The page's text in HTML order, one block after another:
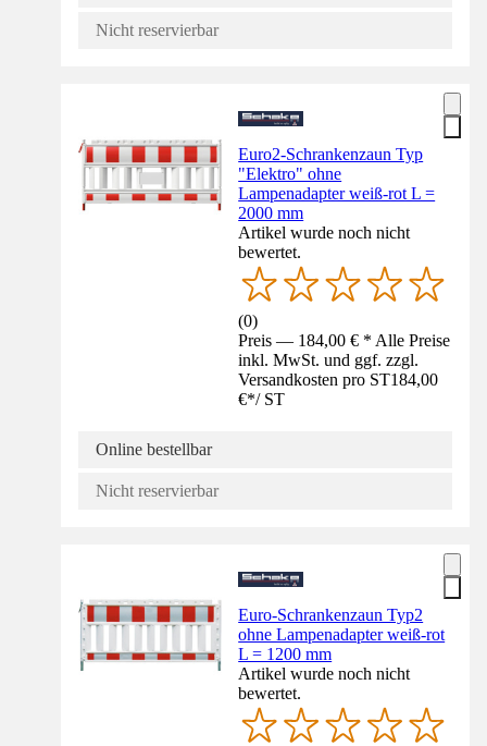
Nicht reservierbar
Euro2-Schrankenzaun Typ
"Elektro" ohne
Lampenadapter weiß-rot L =
2000 mm
Artikel wurde noch nicht
bewertet.
(0)
Preis — 184,00 € * Alle Preise
inkl. MwSt. und ggf. zzgl.
Versandkosten pro ST184,00
€*/ ST
Online bestellbar
Nicht reservierbar
Euro-Schrankenzaun Typ2
ohne Lampenadapter weiß-rot
L = 1200 mm
Artikel wurde noch nicht
bewertet.